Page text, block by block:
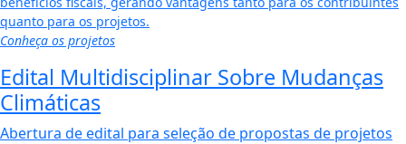
quanto para os projetos.
Conheça os projetos
Edital Multidisciplinar Sobre Mudanças
Climáticas
Abertura de edital para seleção de propostas de projetos